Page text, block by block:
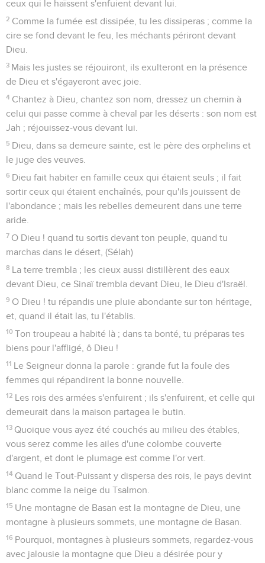
17 Les chars de Dieu sont par vingt mille, par milliers
redoublés ; le Seigneur est au milieu d'eux : c'est un Sinaï en
sainteté.
18 Tu es monté en haut, tu as emmené captive la captivité ;
tu as reçu des dons dans l'homme, et même pour les
rebelles, afin que Jah, Dieu, ait une demeure.
19
Béni soit le Seigneur, qui, de jour en jour, nous comble de
ses dons, le Dieu qui nous sauve. Sélah.
20 Notre Dieu est un Dieu de salut ; et c'est à l'Éternel, le
Seigneur, de faire sortir de la mort.
21 Mais Dieu brisera la tête de ses ennemis, le crâne chevelu
de ceux qui marchent dans leurs iniquités.
22 Le Seigneur a dit : Je ramènerai les miens de Basan, je les
ramènerai des profondeurs de la mer ;
23 Afin que tu trempes ton pied dans le sang de tes ennemis,
et que la langue de tes chiens en ait sa part.
24 Ils ont vu ta marche, ô Dieu ! la marche de mon Dieu, de
mon roi, dans le lieu saint :
25 Les chanteurs allaient devant, ensuite les joueurs
d'instruments à cordes, au milieu des jeunes filles jouant du
tambourin.
26 Dans les congrégations bénissez Dieu, le Seigneur, -vous
qui êtes de la source d'Israël !
27
Là est Benjamin, le petit, qui domine sur eux ; les princes
de Juda, leur troupe ; les princes de Zabulon, les princes de
Nephthali.
28 Ton Dieu a commandé ta force. Établis en force, ô Dieu,
ce que tu as fait pour nous !
29 A cause de ton peuple, à Jérusalem, les rois t'apporteront
des présents.
30 Tance la bête des roseaux, l'assemblée des forts taureaux,
avec les veaux des peuples : chacun se prosterne, offrant
des lingots d'argent. Disperse les peuples qui trouvent leurs
délices dans la guerre.
31 Des grands viendront d'Égypte ; Cush s'empressera
d'étendre ses mains vers Dieu.